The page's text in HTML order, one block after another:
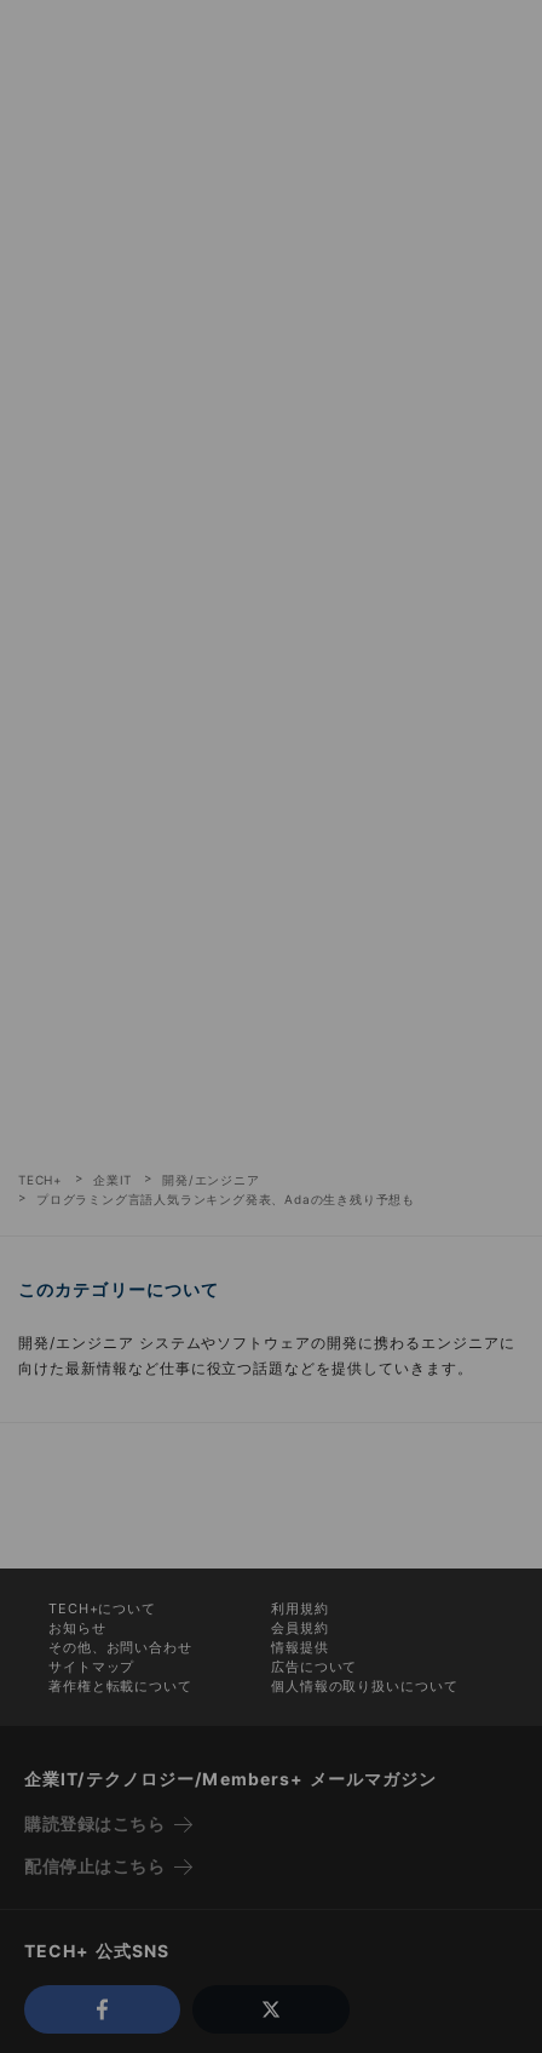
TECH+ 企業IT
開発/エンジニア
プログラミング言語人気ランキング発表、Adaの生き残り予想も
このカテゴリーについて
開発/エンジニア システムやソフトウェアの開発に携わるエンジニアに
向けた最新情報など仕事に役立つ話題などを提供していきます。
TECH+について
利用規約
お知らせ
会員規約
その他、お問い合わせ
情報提供
サイトマップ
広告について
著作権と転載について
個人情報の取り扱いについて
企業IT/テクノロジー/Members+ メールマガジン
購読登録はこちら
配信停止はこちら
TECH+ 公式SNS